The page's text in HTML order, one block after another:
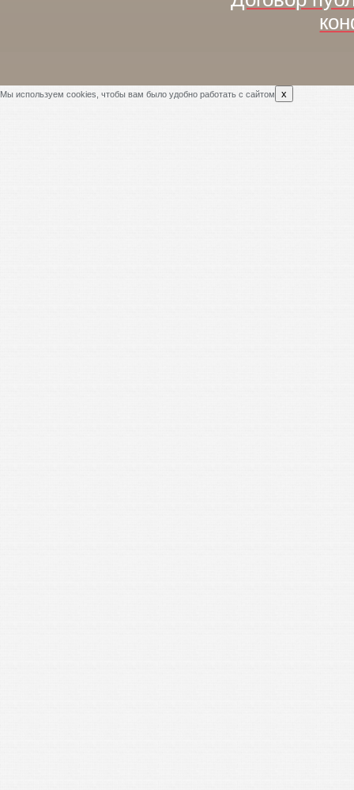
Мы используем cookies, чтобы вам было удобно работать с сайтом x